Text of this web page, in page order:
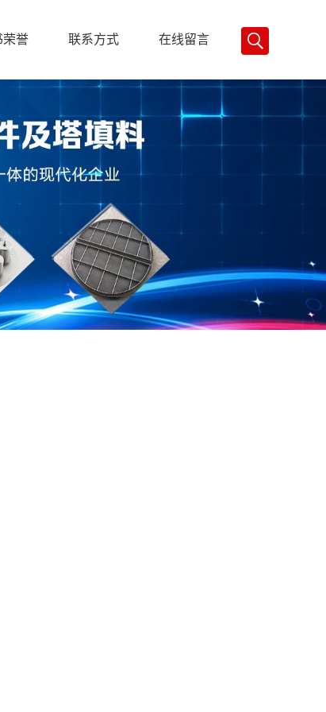
荣誉 联系方式 在线留言